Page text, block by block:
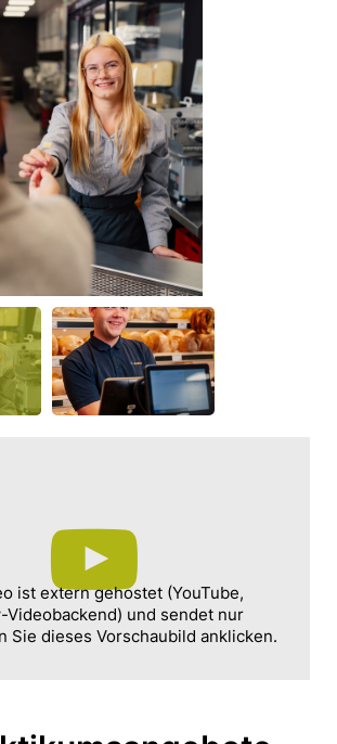
ist extern gehostet (YouTube,
Videobackend) und sendet nur
Sie dieses Vorschaubild anklicken.